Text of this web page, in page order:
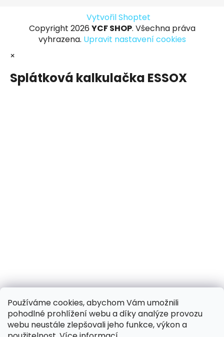
Používáme cookies, abychom Vám umožnili
pohodlné prohlížení webu a díky analýze provozu
webu neustále zlepšovali jeho funkce, výkon a
Vytvořil Shoptet
Copyright 2026 YCF SHOP. Všechna práva
vyhrazena. Upravit nastavení cookies
×
Splátková kalkulačka ESSOX